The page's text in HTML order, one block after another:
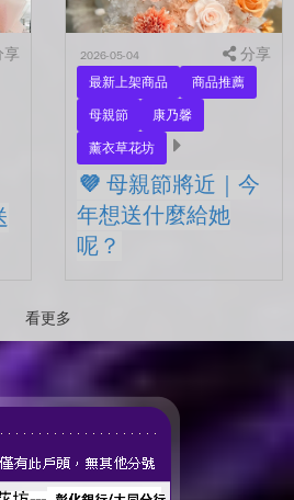
時光🤍 一路走到現在，一
定有很多不容易。 熬過考
試...
享 2026-05-04 分享
最新上架商品
商品推薦
母親節
康乃馨
薰衣草花坊
💜 母親節將近｜今
年想送什麼給她
呢？
的節日了。 不是特別提
醒，而是心裡會自然想到
——有一個人，一直都...
看更多